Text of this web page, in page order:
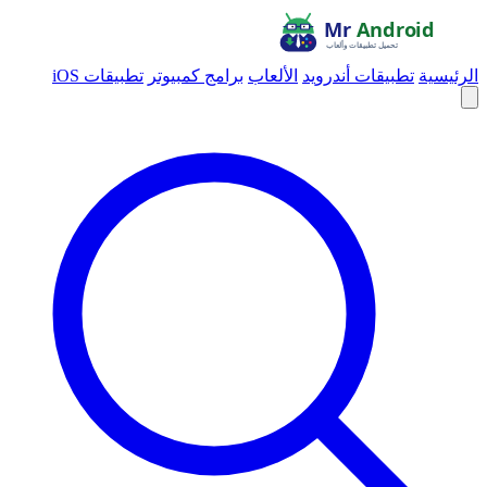
الرئيسية تطبيقات أندرويد الألعاب برامج كمبيوتر تطبيقات iOS